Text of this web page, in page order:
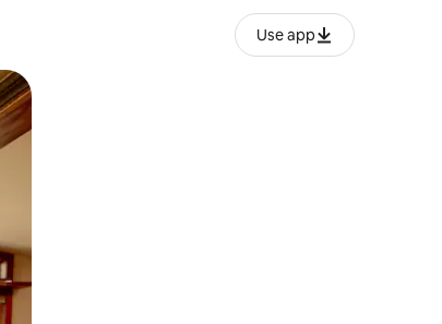
Use app